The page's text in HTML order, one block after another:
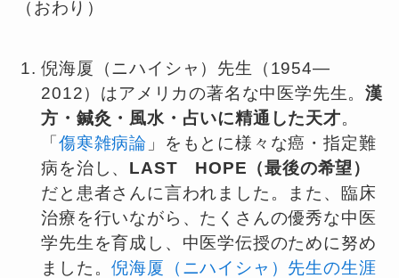
（おわり）
倪海厦（ニハイシャ）先生（1954—
2012）はアメリカの著名な中医学先生。漢
方・鍼灸・風水・占いに精通した天才。
「傷寒雑病論 」をもとに様々な癌・指定難
病を治し、 LAST HOPE（最後の希望）
だと患者さんに言われました。また、臨床
治療を行いながら、たくさんの優秀な中医
学先生を育成し、中医学伝授のために努め
ました。倪海厦（ニハイシャ）先生の生涯